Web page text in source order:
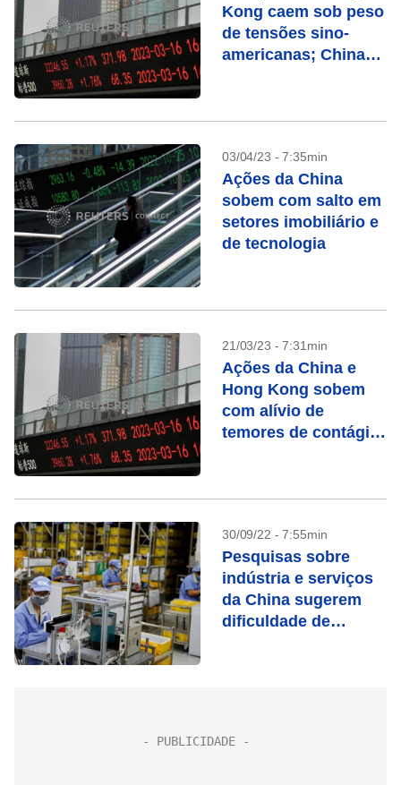
Kong caem sob peso
de tensões sino-
americanas; China
03/04/23 - 7:35min
Ações da China
sobem com salto em
setores imobiliário e
de tecnologia
21/03/23 - 7:31min
Ações da China e
Hong Kong sobem
com alívio de
temores de contágio
30/09/22 - 7:55min
Pesquisas sobre
indústria e serviços
da China sugerem
dificuldade de